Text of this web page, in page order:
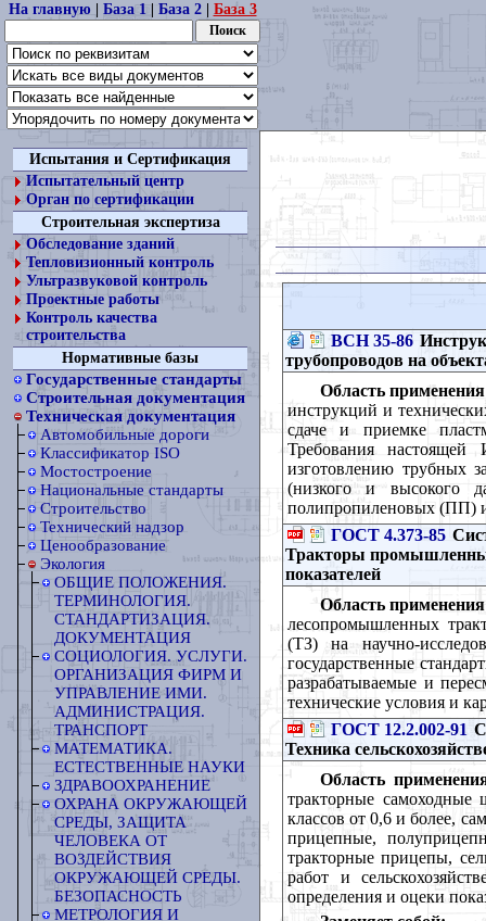
На главную| База 1| База 2| База 3
Испытания и Сертификация
Испытательный центр
Орган по сертификации
Строительная экспертиза
Обследование зданий
Тепловизионный контроль
Ультразвуковой контроль
Проектные работы
Контроль качества
строительства
Нормативные базы
Государственные стандарты
Строительная документация
Техническая документация
Автомобильные дороги
Классификатор ISO
Мостостроение
Национальные стандарты
Строительство
Технический надзор
Ценообразование
Экология
ОБЩИЕ ПОЛОЖЕНИЯ.
ТЕРМИНОЛОГИЯ.
СТАНДАРТИЗАЦИЯ.
ДОКУМЕНТАЦИЯ
СОЦИОЛОГИЯ. УСЛУГИ.
ОРГАНИЗАЦИЯ ФИРМ И
УПРАВЛЕНИЕ ИМИ.
АДМИНИСТРАЦИЯ.
ТРАНСПОРТ
МАТЕМАТИКА.
ЕСТЕСТВЕННЫЕ НАУКИ
ЗДРАВООХРАНЕНИЕ
ОХРАНА ОКРУЖАЮЩЕЙ
СРЕДЫ, ЗАЩИТА
ЧЕЛОВЕКА ОТ
ВОЗДЕЙСТВИЯ
ОКРУЖАЮЩЕЙ СРЕДЫ.
БЕЗОПАСНОСТЬ
МЕТРОЛОГИЯ И
ВСН 35-86
трубопроводов на
Область
инструкций и
сдаче и приемке
Требования
изготовлению трубных
(низкого и
полипропиленовых (ПП)
ГОСТ 4.373-85
Тракторы
показателей
Область
лесопромышленных
(ТЗ) на научно-
государственные
разрабатываемые и
технические условия и
ГОСТ 12.2.002-91
Техника
Область
тракторные самоходные
классов от 0,6 и более,
прицепные,
тракторные прицепы,
работ и
определения и оцеки